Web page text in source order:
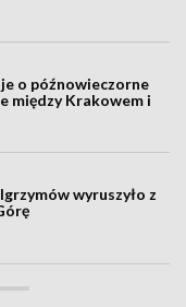
o późnowieczorne
między Krakowem i
wyruszyło z